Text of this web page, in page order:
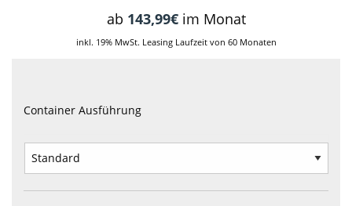
ab 143,99€im Monat
inkl. 19% MwSt. Leasing Laufzeit von 60 Monaten
Container Ausführung